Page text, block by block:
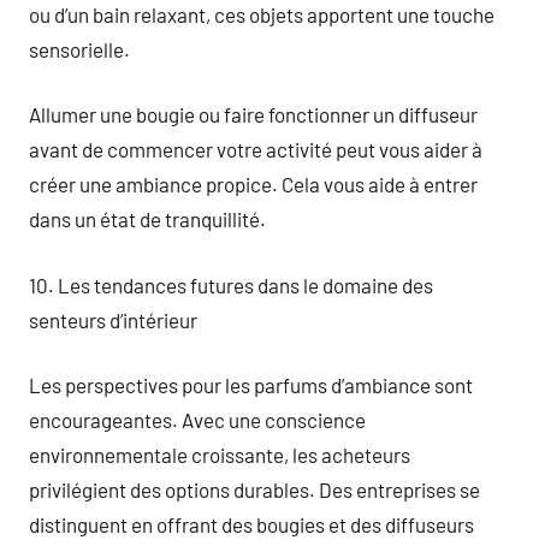
ou d’un bain relaxant, ces objets apportent une touche
sensorielle.
Allumer une bougie ou faire fonctionner un diffuseur
avant de commencer votre activité peut vous aider à
créer une ambiance propice. Cela vous aide à entrer
dans un état de tranquillité.
10. Les tendances futures dans le domaine des
senteurs d’intérieur
Les perspectives pour les parfums d’ambiance sont
encourageantes. Avec une conscience
environnementale croissante, les acheteurs
privilégient des options durables. Des entreprises se
distinguent en offrant des bougies et des diffuseurs